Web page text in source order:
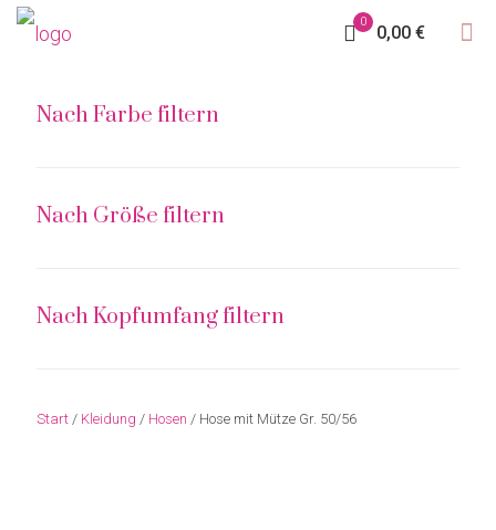
0
0,00 €
Nach Farbe filtern
Nach Größe filtern
Nach Kopfumfang filtern
Start / Kleidung / Hosen / Hose mit Mütze Gr. 50/56